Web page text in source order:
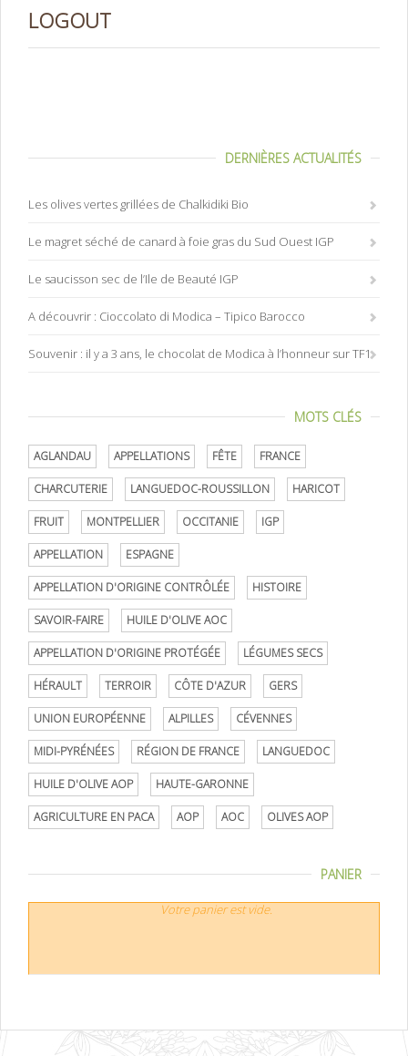
LOGOUT
DERNIÈRES ACTUALITÉS
Les olives vertes grillées de Chalkidiki Bio
Le magret séché de canard à foie gras du Sud Ouest IGP
Le saucisson sec de l’Ile de Beauté IGP
A découvrir : Cioccolato di Modica – Tipico Barocco
Souvenir : il y a 3 ans, le chocolat de Modica à l’honneur sur TF1
MOTS CLÉS
AGLANDAU APPELLATIONS FÊTE FRANCE
CHARCUTERIE LANGUEDOC-ROUSSILLON HARICOT
FRUIT MONTPELLIER OCCITANIE IGP
APPELLATION ESPAGNE
APPELLATION D'ORIGINE CONTRÔLÉE HISTOIRE
SAVOIR-FAIRE HUILE D'OLIVE AOC
APPELLATION D'ORIGINE PROTÉGÉE LÉGUMES SECS
HÉRAULT TERROIR CÔTE D'AZUR GERS
UNION EUROPÉENNE ALPILLES CÉVENNES
MIDI-PYRÉNÉES RÉGION DE FRANCE LANGUEDOC
HUILE D'OLIVE AOP HAUTE-GARONNE
AGRICULTURE EN PACA AOP AOC OLIVES AOP
PANIER
Votre panier est vide.